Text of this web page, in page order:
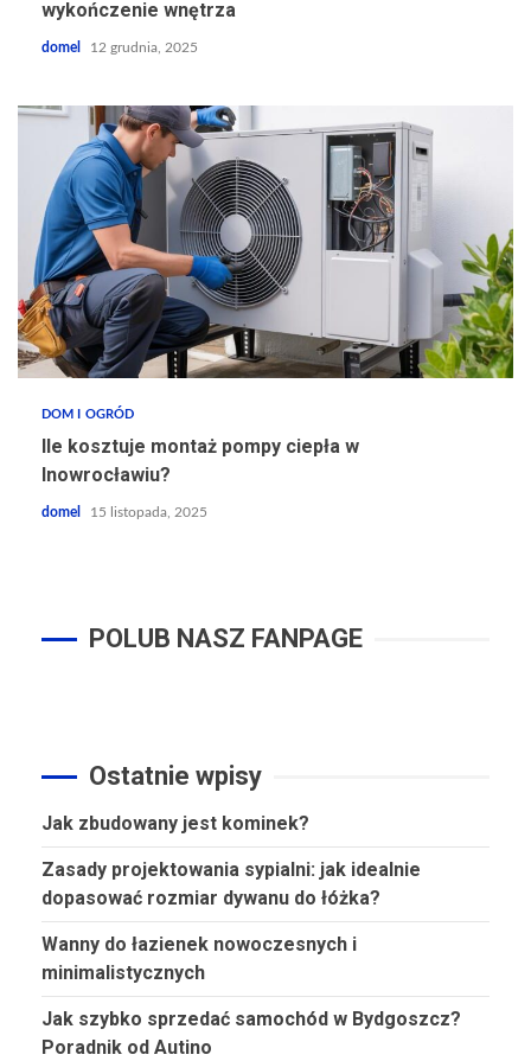
wykończenie wnętrza
domel 12 grudnia, 2025
DOM I OGRÓD
Ile kosztuje montaż pompy ciepła w
Inowrocławiu?
domel 15 listopada, 2025
POLUB NASZ FANPAGE
Ostatnie wpisy
Jak zbudowany jest kominek?
Zasady projektowania sypialni: jak idealnie
dopasować rozmiar dywanu do łóżka?
Wanny do łazienek nowoczesnych i
minimalistycznych
Jak szybko sprzedać samochód w Bydgoszcz?
Poradnik od Autino